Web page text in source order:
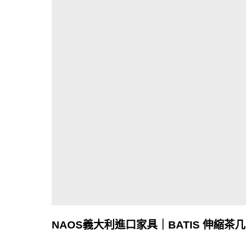
NAOS義大利進口家具｜BATIS 伸縮茶几